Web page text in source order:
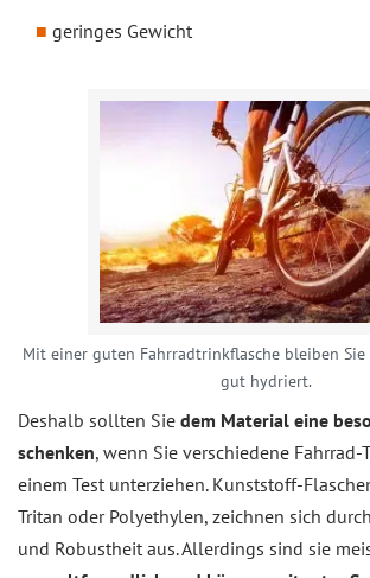
geringes Gewicht
Mit einer guten Fahrradtrinkflasche bleiben Sie
gut hydriert.
Deshalb sollten Sie dem Material eine
schenken, wenn Sie verschiedene Fahrrad-
einem Test unterziehen. Kunststoff-
Tritan oder Polyethylen, zeichnen sich
und Robustheit aus. Allerdings sind sie